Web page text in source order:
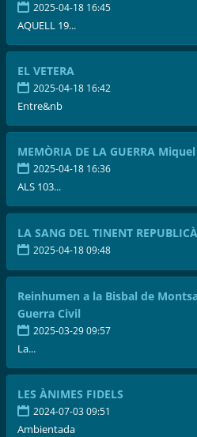
2025-04-18 16:45
AQUELL 19...
EL VETERA
2025-04-18 16:42
Entre&nb
MEMÒRIA DE LA GUERRA
2025-04-18 16:36
ALS 103...
LA SANG DEL TINENT
2025-04-18 09:48
Reinhumen a la Bisbal de
Guerra Civil
2025-03-29 09:57
La...
LES ÀNIMES FIDELS
2024-07-03 09:51
Ambientada